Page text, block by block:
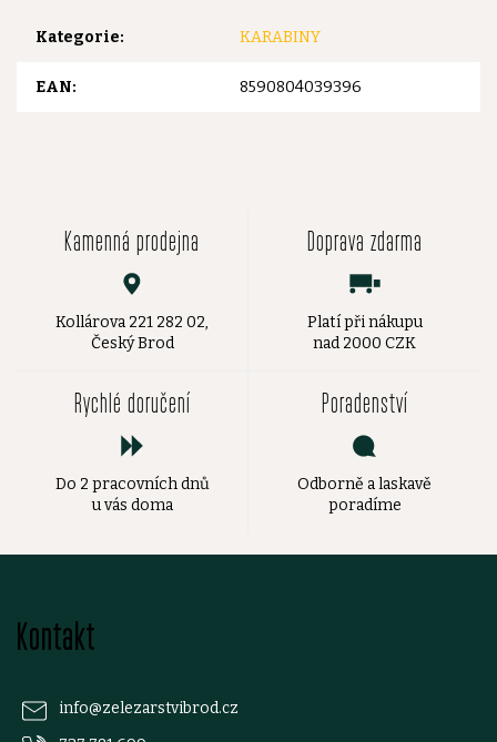
Kategorie: KARABINY
EAN: 8590804039396
Kamenná prodejna
Kollárova 221 282 02,
Český Brod
Doprava zdarma
Platí při nákupu
nad 2000 CZK
Rychlé doručení
Do 2 pracovních dnů
u vás doma
Poradenství
Odborně a laskavě
poradíme
Kontakt
info@zelezarstvibrod.cz